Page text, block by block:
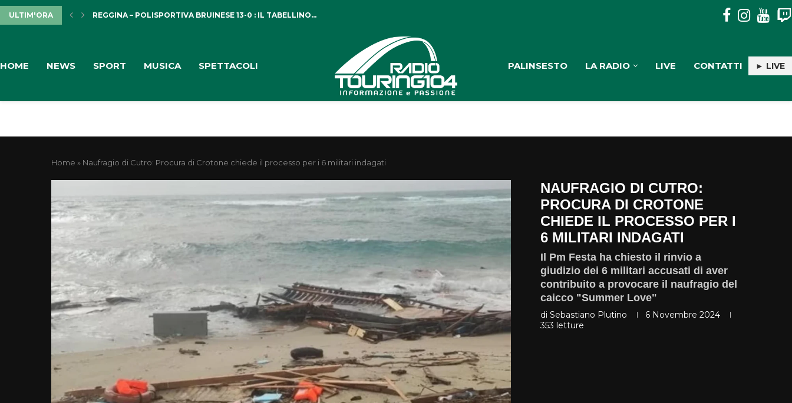
ULTIM'ORA REGGINA – POLISPORTIVA BRUINESE 13-0 : IL TABELLINO... “THE KIDS AREN’T ALRIGHT”: IL MESSAGGIO DIETRO IL...
HOME NEWS SPORT MUSICA SPETTACOLI PALINSESTO LA RADIO LIVE CONTATTI ► LIVE
Home » Naufragio di Cutro: Procura di Crotone chiede il processo per i 6 militari indagati
NAUFRAGIO DI CUTRO:
PROCURA DI CROTONE
CHIEDE IL PROCESSO PER I
6 MILITARI INDAGATI
Il Pm Festa ha chiesto il rinvio a
giudizio dei 6 militari accusati di aver
contribuito a provocare il naufragio del
caicco "Summer Love"
di Sebastiano Plutino
6 Novembre 2024
353 letture